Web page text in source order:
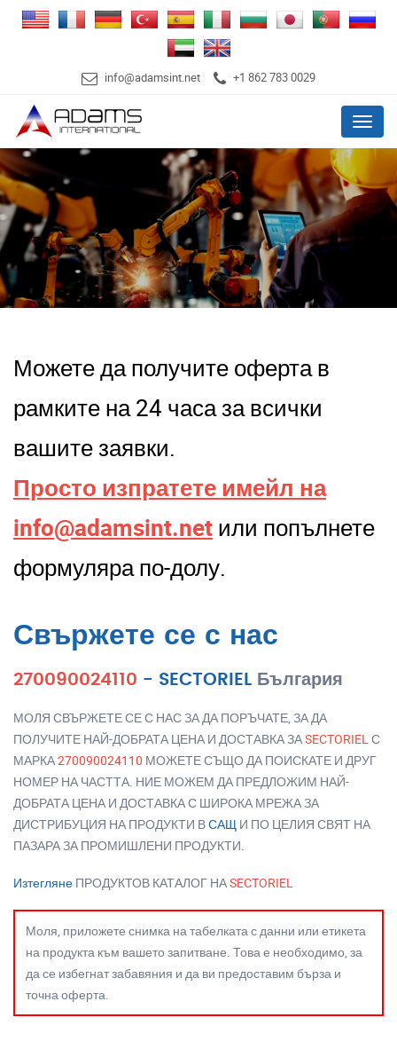
info@adamsint.net +1 862 783 0029
Menu
Можете да получите оферта в
рамките на 24 часа за всички
вашите заявки.
Просто изпратете имейл на
info@adamsint.net или попълнете
формуляра по-долу.
Свържете се с нас
270090024110 - SECTORIEL България
МОЛЯ СВЪРЖЕТЕ СЕ С НАС ЗА ДА ПОРЪЧАТЕ, ЗА ДА
ПОЛУЧИТЕ НАЙ-ДОБРАТА ЦЕНА И ДОСТАВКА ЗАSECTORIEL С
МАРКА270090024110 МОЖЕТЕ СЪЩО ДА ПОИСКАТЕ И ДРУГ
НОМЕР НА ЧАСТТА. НИЕ МОЖЕМ ДА ПРЕДЛОЖИМ НАЙ-
ДОБРАТА ЦЕНА И ДОСТАВКА С ШИРОКА МРЕЖА ЗА
ДИСТРИБУЦИЯ НА ПРОДУКТИ ВСАЩ И ПО ЦЕЛИЯ СВЯТ НА
ПАЗАРА ЗА ПРОМИШЛЕНИ ПРОДУКТИ.
Изтегляне ПРОДУКТОВ КАТАЛОГ НАSECTORIEL
Моля, приложете снимка на табелката с данни или етикета
на продукта към вашето запитване. Това е необходимо, за
да се избегнат забавяния и да ви предоставим бърза и
точна оферта.